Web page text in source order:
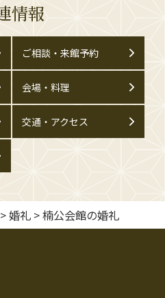
情報
ご相談・来館予約
会場・料理
交通・アクセス
>婚礼 >楠公会館の婚礼